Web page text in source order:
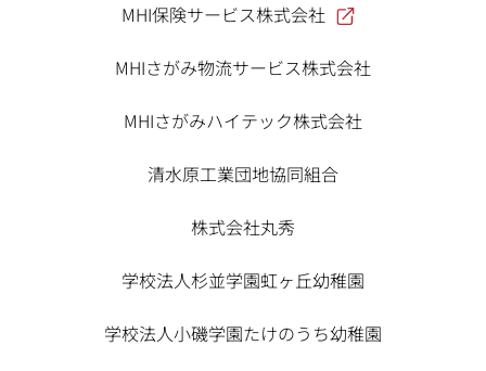
MHI保険サービス株式会社
MHIさがみ物流サービス株式会社
MHIさがみハイテック株式会社
清水原工業団地協同組合
株式会社丸秀
学校法人杉並学園虹ヶ丘幼稚園
学校法人小磯学園たけのうち幼稚園